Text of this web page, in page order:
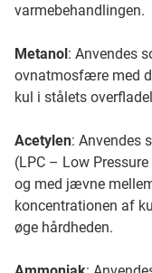
varmebehandlingen.
Metanol: Anvendes
ovnatmosfære med
kul i stålets
Acetylen: Anvendes
(LPC – Low
og med jævne
koncentrationen af
øge hårdheden.